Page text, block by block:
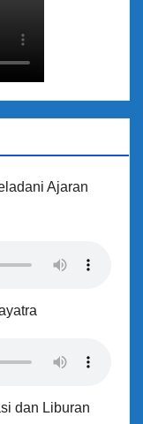
Ajaran
dan Liburan